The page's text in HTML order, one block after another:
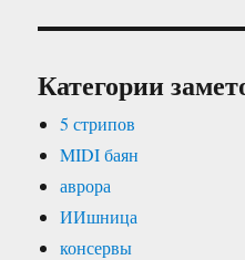
Категории
5 стрипов
MIDI баян
аврора
ИИшница
консервы